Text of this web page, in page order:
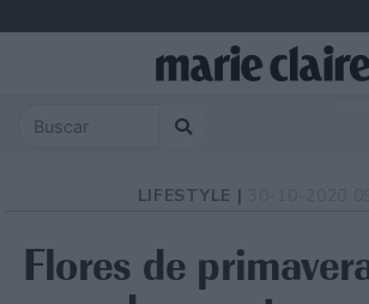
LIFESTYLE |
Flores de